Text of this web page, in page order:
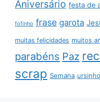
Aniversário festa de
fofinho frase garota
muitas felicidades muitos
parabéns Paz
scrap Semana ursinho